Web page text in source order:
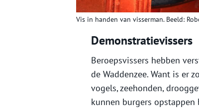
Vis in handen van visserman. Beeld:
Demonstratievissers
Beroepsvissers hebben
de Waddenzee. Want is er
vogels, zeehonden,
kunnen burgers